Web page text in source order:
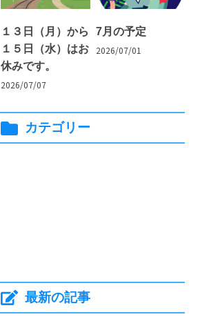
１３日（月）から
１５日（水）はお
休みです。
2026/07/07
7月の予定
2026/07/01
カテゴリー
最新の記事